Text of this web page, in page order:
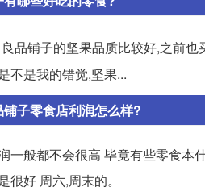
品铺子的坚果品质比较好,之前也
不是我的错觉,坚果...
子零食店利润怎么样?
一般都不会很高 毕竟有些零食本
很好 周六,周末的。